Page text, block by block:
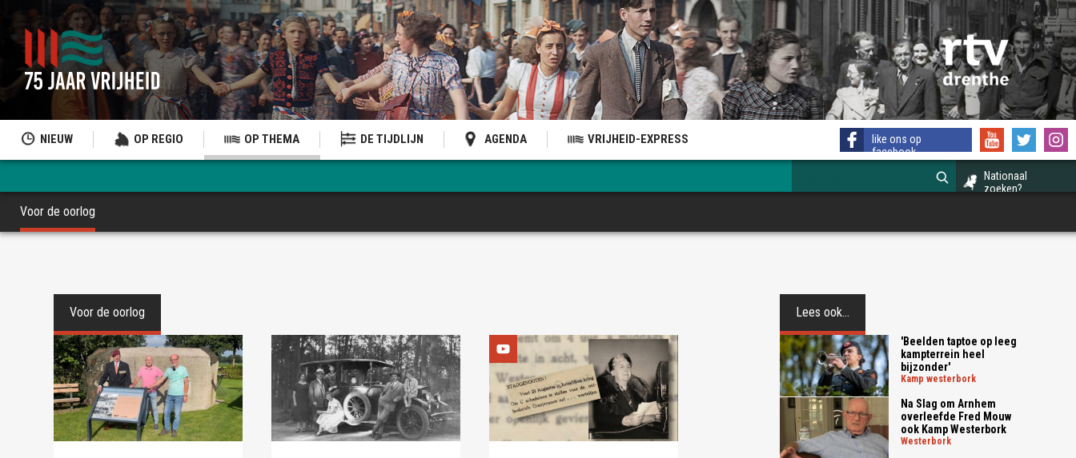
NIEUW OP REGIO OP THEMA DE TIJDLIJN AGENDA VRIJHEID-EXPRESS
like ons op
facebook
Nationaal
zoeken?
Voor de oorlog
Voor de oorlog Lees ook...
'Beelden taptoe op leeg
kampterrein heel
bijzonder'
kamp westerbork
Na Slag om Arnhem
overleefde Fred Mouw
ook Kamp Westerbork
westerbork